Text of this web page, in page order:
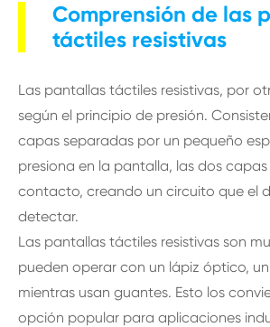
Comprensión de las
táctiles resistivas
Las pantallas táctiles resistivas, por
según el principio de presión.
capas separadas por un pequeño
presiona en la pantalla, las dos
contacto, creando un circuito que el
detectar.
Las pantallas táctiles resistivas son
pueden operar con un lápiz óptico,
mientras usan guantes. Esto los
opción popular para aplicaciones